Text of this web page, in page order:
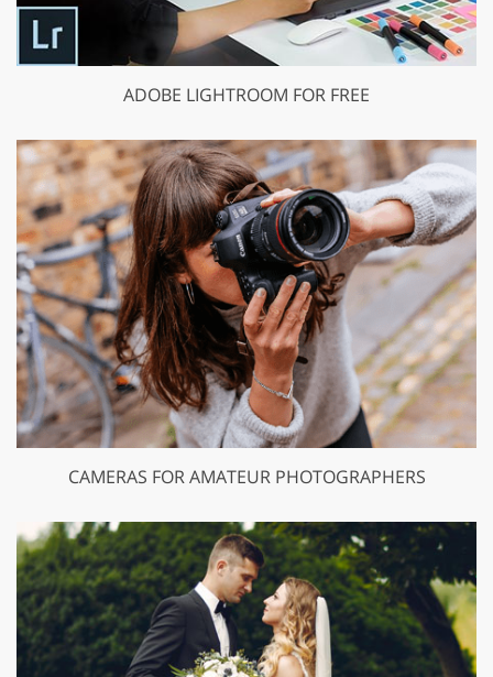
ADOBE LIGHTROOM FOR FREE
CAMERAS FOR AMATEUR PHOTOGRAPHERS